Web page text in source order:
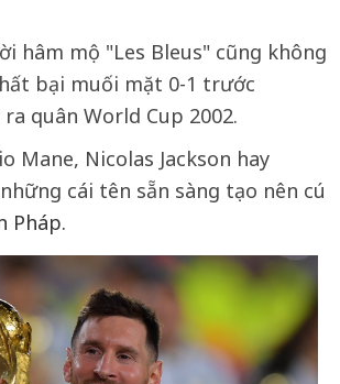
hâm mộ "Les Bleus" cũng không
bại muối mặt 0-1 trước
quân World Cup 2002.
Mane, Nicolas Jackson hay
cái tên sẵn sàng tạo nên cú
Pháp.